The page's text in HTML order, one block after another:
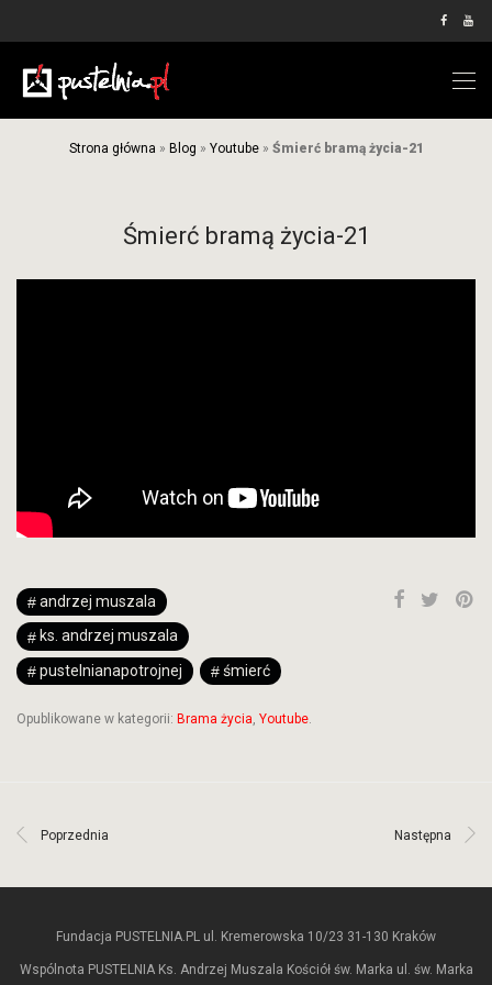
Strona główna » Blog » Youtube» Śmierć bramą życia-21
Śmierć bramą życia-21
andrzej muszala
ks. andrzej muszala
pustelnianapotrojnej
śmierć
Opublikowane w kategorii: Brama życia, Youtube.
Poprzednia Następna
Fundacja PUSTELNIA.PL ul. Kremerowska 10/23 31-130 Kraków
Wspólnota PUSTELNIA Ks. Andrzej Muszala Kościół św. Marka ul. św. Marka